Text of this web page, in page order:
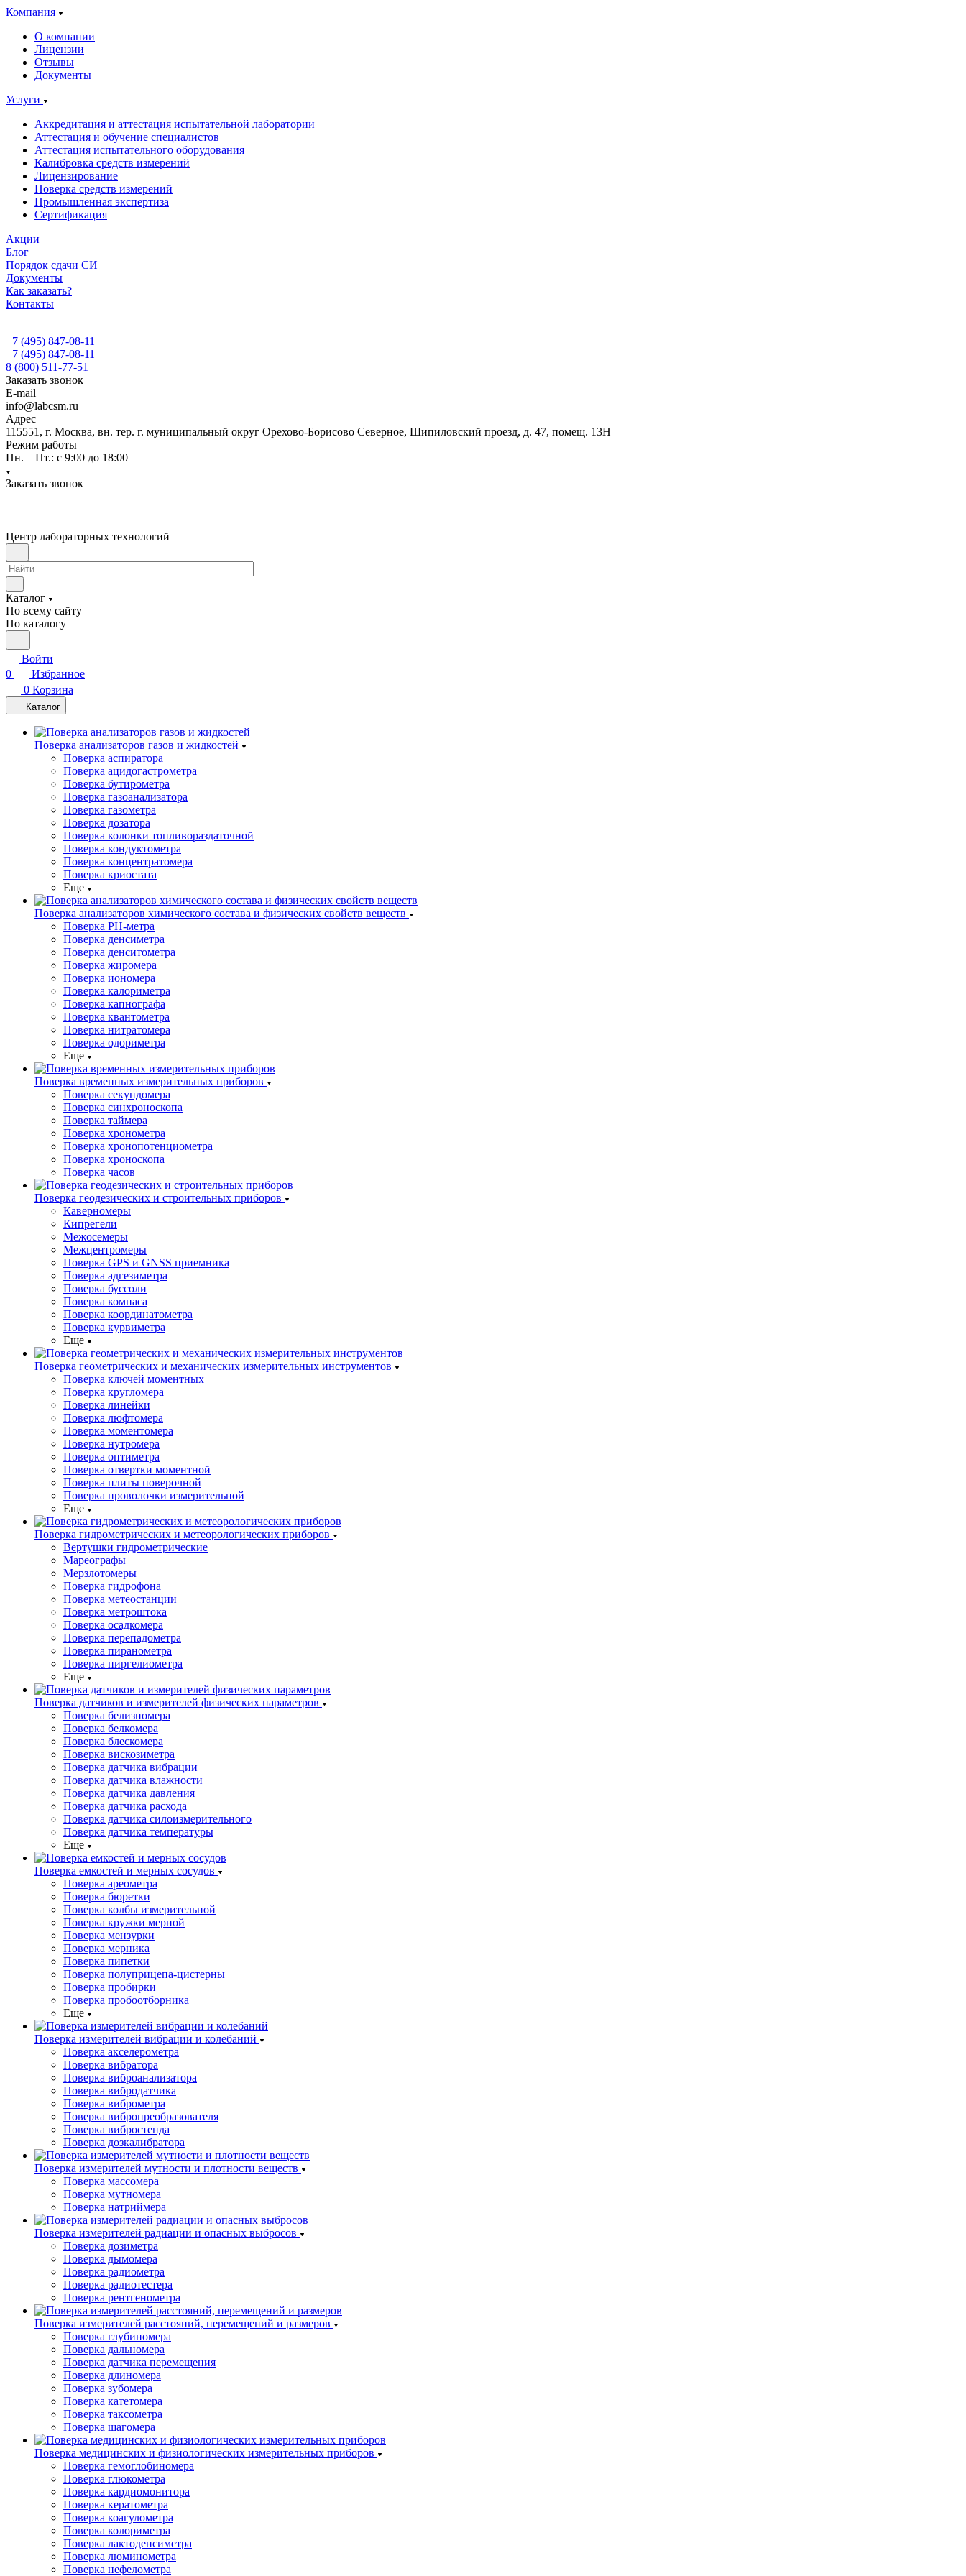
Компания
О компании
Лицензии
Отзывы
Документы
Услуги
Аккредитация и аттестация испытательной лаборатории
Аттестация и обучение специалистов
Аттестация испытательного оборудования
Калибровка средств измерений
Лицензирование
Поверка средств измерений
Промышленная экспертиза
Сертификация
Акции
Блог
Порядок сдачи СИ
Документы
Как заказать?
Контакты
+7 (495) 847-08-11
+7 (495) 847-08-11
8 (800) 511-77-51
Заказать звонок
E-mail
info@labcsm.ru
Адрес
115551, г. Москва, вн. тер. г. муниципальный округ Орехово-Борисово Северное, Шипиловский проезд, д. 47, помещ. 13Н
Режим работы
Пн. – Пт.: с 9:00 до 18:00
Заказать звонок
Центр лабораторных технологий
Каталог
По всему сайту
По каталогу
Войти
0
Избранное
0 Корзина
Каталог
Поверка анализаторов газов и жидкостей
Поверка аспиратора
Поверка ацидогастрометра
Поверка бутирометра
Поверка газоанализатора
Поверка газометра
Поверка дозатора
Поверка колонки топливораздаточной
Поверка кондуктометра
Поверка концентратомера
Поверка криостата
Еще
Поверка анализаторов химического состава и физических свойств веществ
Поверка PH-метра
Поверка денсиметра
Поверка денситометра
Поверка жиромера
Поверка иономера
Поверка калориметра
Поверка капнографа
Поверка квантометра
Поверка нитратомера
Поверка одориметра
Еще
Поверка временных измерительных приборов
Поверка секундомера
Поверка синхроноскопа
Поверка таймера
Поверка хронометра
Поверка хронопотенциометра
Поверка хроноскопа
Поверка часов
Поверка геодезических и строительных приборов
Каверномеры
Кипрегели
Межосемеры
Межцентромеры
Поверка GPS и GNSS приемника
Поверка адгезиметра
Поверка буссоли
Поверка компаса
Поверка координатометра
Поверка курвиметра
Еще
Поверка геометрических и механических измерительных инструментов
Поверка ключей моментных
Поверка кругломера
Поверка линейки
Поверка люфтомера
Поверка моментомера
Поверка нутромера
Поверка оптиметра
Поверка отвертки моментной
Поверка плиты поверочной
Поверка проволочки измерительной
Еще
Поверка гидрометрических и метеорологических приборов
Вертушки гидрометрические
Мареографы
Мерзлотомеры
Поверка гидрофона
Поверка метеостанции
Поверка метроштока
Поверка осадкомера
Поверка перепадометра
Поверка пиранометра
Поверка пиргелиометра
Еще
Поверка датчиков и измерителей физических параметров
Поверка белизномера
Поверка белкомера
Поверка блескомера
Поверка вискозиметра
Поверка датчика вибрации
Поверка датчика влажности
Поверка датчика давления
Поверка датчика расхода
Поверка датчика силоизмерительного
Поверка датчика температуры
Еще
Поверка емкостей и мерных сосудов
Поверка ареометра
Поверка бюретки
Поверка колбы измерительной
Поверка кружки мерной
Поверка мензурки
Поверка мерника
Поверка пипетки
Поверка полуприцепа-цистерны
Поверка пробирки
Поверка пробоотборника
Еще
Поверка измерителей вибрации и колебаний
Поверка акселерометра
Поверка вибратора
Поверка виброанализатора
Поверка вибродатчика
Поверка виброметра
Поверка вибропреобразователя
Поверка вибростенда
Поверка дозкалибратора
Поверка измерителей мутности и плотности веществ
Поверка массомера
Поверка мутномера
Поверка натриймера
Поверка измерителей радиации и опасных выбросов
Поверка дозиметра
Поверка дымомера
Поверка радиометра
Поверка радиотестера
Поверка рентгенометра
Поверка измерителей расстояний, перемещений и размеров
Поверка глубиномера
Поверка дальномера
Поверка датчика перемещения
Поверка длиномера
Поверка зубомера
Поверка катетомера
Поверка таксометра
Поверка шагомера
Поверка медицинских и физиологических измерительных приборов
Поверка гемоглобиномера
Поверка глюкометра
Поверка кардиомонитора
Поверка кератометра
Поверка коагулометра
Поверка колориметра
Поверка лактоденсиметра
Поверка люминометра
Поверка нефелометра